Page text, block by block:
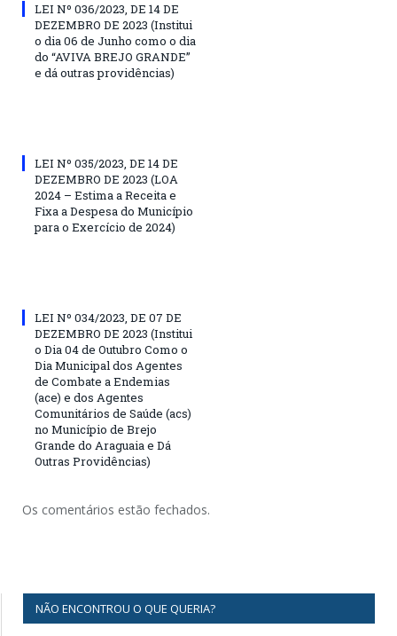
LEI Nº 036/2023, DE 14 DE
DEZEMBRO DE 2023 (Institui
o dia 06 de Junho como o dia
do “AVIVA BREJO GRANDE”
e dá outras providências)
LEI Nº 035/2023, DE 14 DE
DEZEMBRO DE 2023 (LOA
2024 – Estima a Receita e
Fixa a Despesa do Município
para o Exercício de 2024)
LEI Nº 034/2023, DE 07 DE
DEZEMBRO DE 2023 (Institui
o Dia 04 de Outubro Como o
Dia Municipal dos Agentes
de Combate a Endemias
(ace) e dos Agentes
Comunitários de Saúde (acs)
no Município de Brejo
Grande do Araguaia e Dá
Outras Providências)
Os comentários estão fechados.
NÃO ENCONTROU O QUE QUERIA?